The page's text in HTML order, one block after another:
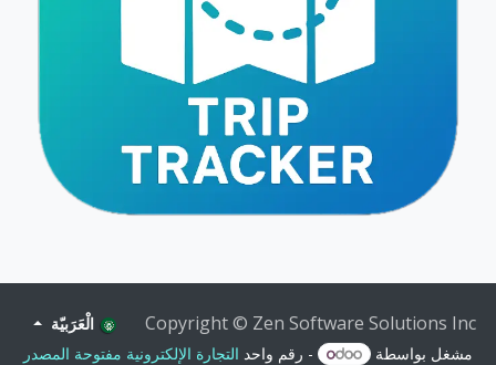
Copyright © Zen Software Solutions Inc
الْعَرَبيّة
مشغل بواسطة
- رقم واحد التجارة الإلكترونية مفتوحة المصدر